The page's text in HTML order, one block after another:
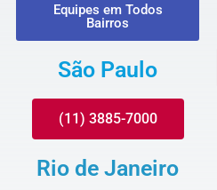
Equipes em Todos
Bairros
São Paulo
(11) 3885-7000
Rio de Janeiro